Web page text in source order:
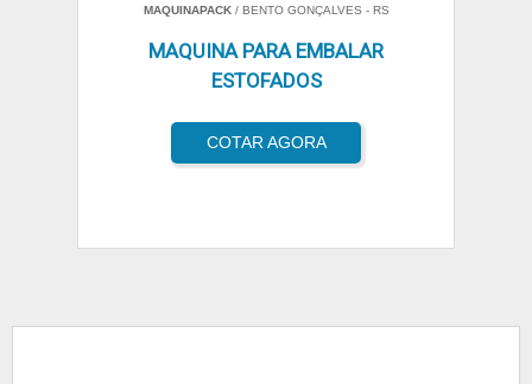
MAQUINAPACK/ BENTO GONÇALVES - RS
MAQUINA PARA EMBALAR
ESTOFADOS
COTAR AGORA